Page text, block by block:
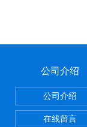
公司介绍
公司介绍
在线留言